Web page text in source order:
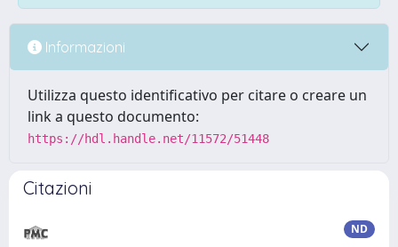
Informazioni
Utilizza questo identificativo per citare o creare un
link a questo documento:
https://hdl.handle.net/11572/51448
Citazioni
ND